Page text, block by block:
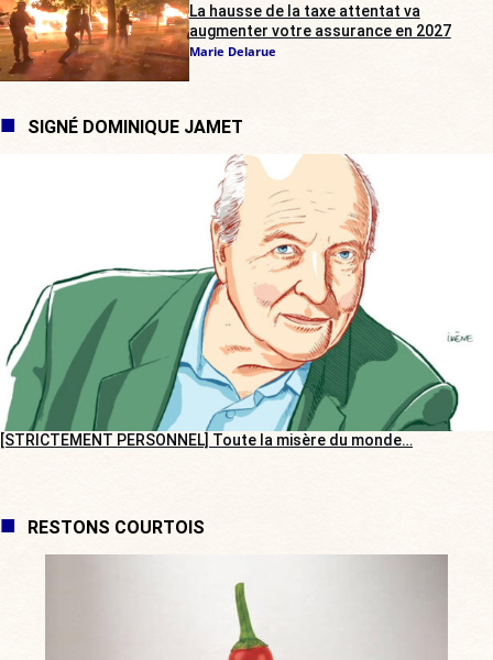
La hausse de la taxe attentat va
augmenter votre assurance en 2027
Marie Delarue
SIGNÉ DOMINIQUE JAMET
[STRICTEMENT PERSONNEL] Toute la misère du monde…
RESTONS COURTOIS